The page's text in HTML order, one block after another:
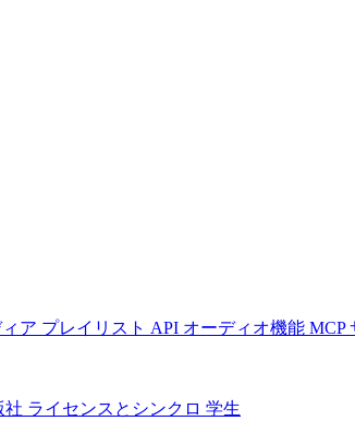
ア プレイリスト API オーディオ機能 MCP
社 ライセンスとシンクロ 学生